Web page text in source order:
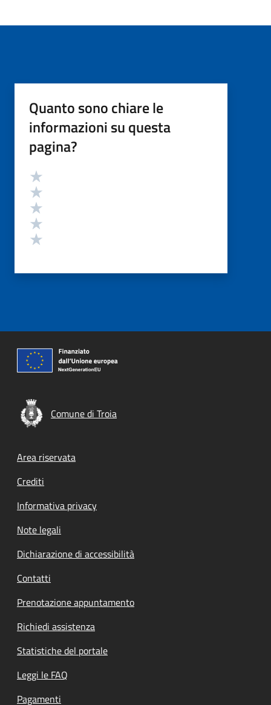
Quanto sono chiare le
informazioni su questa
pagina?
Valutazione
Comune di Troia
Footer menu
Area riservata
Crediti
Informativa privacy
Note legali
Dichiarazione di accessibilità
Contatti
Prenotazione appuntamento
Richiedi assistenza
Statistiche del portale
Leggi le FAQ
Pagamenti